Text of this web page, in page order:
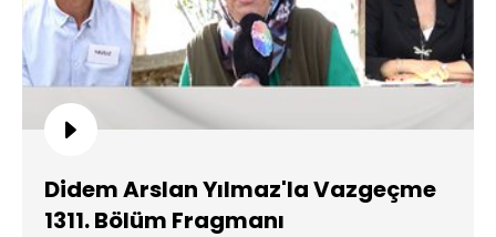
Didem Arslan Yılmaz'la Vazgeçme
1311. Bölüm Fragmanı